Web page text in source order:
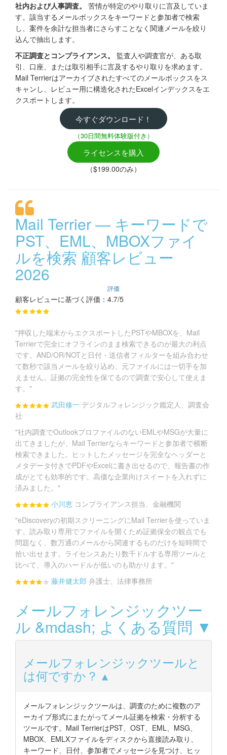
社内および人事調査。
苦情が特定のやり取りに言及していま
す。該当するメールボックスをキーワードと参加者で検索
し、案件を余計な担当者にさらすことなく関連メールを絞り
込んで抽出します。
不正調査とコンプライアンス。
監査人や調査官が、ある取
引、口座、または取引相手に言及するやり取りを求めます。
Mail Terrierはアーカイブされたすべてのメールボックスをス
キャンし、レビュー用に構造化されたExcelインデックスをエ
クスポートします。
今すぐダウンロード！
（30日間無料体験版付き）
ライセンスを購入
（$199.00のみ）
Mail Terrier — キーワードで
PST、EML、MBOXファイ
ルを検索 顧客レビュー
2026
評価
顧客レビューに基づく評価：4.7/5
"押収した端末からエクスポートしたPSTやMBOXを、Mail
Terrierで完全にオフラインのまま検索できるのが最大の利点
です。AND/OR/NOTと日付・送信者フィルターを組み合わせ
て数秒で該当メールを絞り込め、元ファイルには一切手を加
えません。証拠の完全性を保てるので調査で安心して使えま
す。"
武田修一 デジタルフォレンジック鑑定人、調査会
社
"社内調査でOutlookプロファイルのないEMLやMSGが大量に
出てきましたが、Mail Terrierならキーワードと参加者で横断
検索できました。ヒットしたメッセージを完全なヘッダーと
メタデータ付きでPDFやExcelに書き出せるので、報告書の作
成がとても効率的です。高価な企業向けスイートを入れずに
済みました。"
小川恵 コンプライアンス担当、金融機関
"eDiscoveryの初期スクリーニングにMail Terrierを使っていま
す。読み取り専用でファイルを開くため証拠保全の観点でも
問題なく、数万通のメールから関連するものだけを短時間で
拾い出せます。ライセンスあたり数千ドルする専用ツールと
比べて、導入のハードルが低いのも助かります。"
藤井健太郎 弁護士、法律事務所
メールフォレンジックツー
ル &mdash; よくある質問 ▼
メールフォレンジックツールと
は何ですか？
メールフォレンジックツールは、調査のために複数のア
ーカイブ形式にまたがってメール証拠を検索・分析する
ツールです。Mail TerrierはPST、OST、EML、MSG、
MBOX、EMLXファイルをディスクから直接読み取り、
キーワード、日付、参加者でメッセージを見つけ、ヒッ